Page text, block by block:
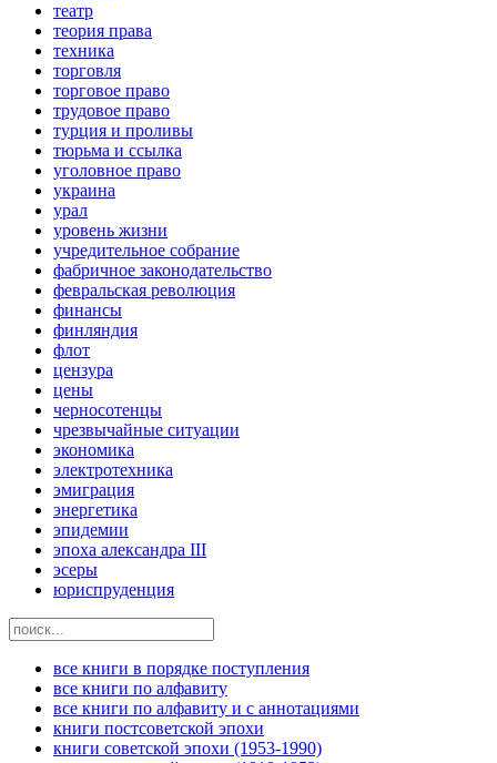
театр
теория права
техника
торговля
торговое право
трудовое право
турция и проливы
тюрьма и ссылка
уголовное право
украина
урал
уровень жизни
учредительное собрание
фабричное законодательство
февральская революция
финансы
финляндия
флот
цензура
цены
черносотенцы
чрезвычайные ситуации
экономика
электротехника
эмиграция
энергетика
эпидемии
эпоха александра III
эсеры
юриспруденция
все книги в порядке поступления
все книги по алфавиту
все книги по алфавиту и с аннотациями
книги постсоветской эпохи
книги советской эпохи (1953-1990)